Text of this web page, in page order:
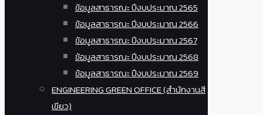
ข้อมูลสาธารณะ ปีงบประมาณ 2565
ข้อมูลสาธารณะ ปีงบประมาณ 2566
ข้อมูลสาธารณะ ปีงบประมาณ 2567
ข้อมูลสาธารณะ ปีงบประมาณ 2568
ข้อมูลสาธารณะ ปีงบประมาณ 2569
ENGINEERING GREEN OFFICE (สำนักงานสี
เขียว)